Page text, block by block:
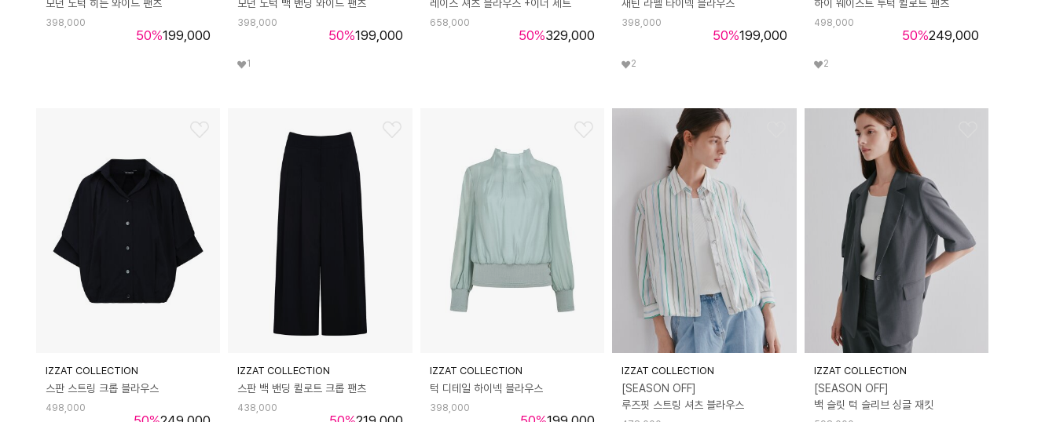
모던 노턱 히든 와이드 팬츠
50%
398,000
199,000
모던 노턱 백 밴딩 와이드 팬츠
50%
398,000
199,000
1
레이스 셔츠 블라우스 +이너 세트
50%
658,000
329,000
새틴 라펠 타이넥 블라우스
50%
398,000
199,000
2
하이 웨이스트 투턱 퀼로트 팬츠
50%
498,000
249,000
2
IZZAT COLLECTION
스판 스트링 크롭 블라우스
498,000
IZZAT COLLECTION
스판 백 밴딩 퀼로트 크롭 팬츠
438,000
IZZAT COLLECTION
턱 디테일 하이넥 블라우스
398,000
IZZAT COLLECTION
[SEASON OFF]
루즈핏 스트링 셔츠 블라우스
IZZAT COLLECTION
[SEASON OFF]
백 슬릿 턱 슬리브 싱글 재킷